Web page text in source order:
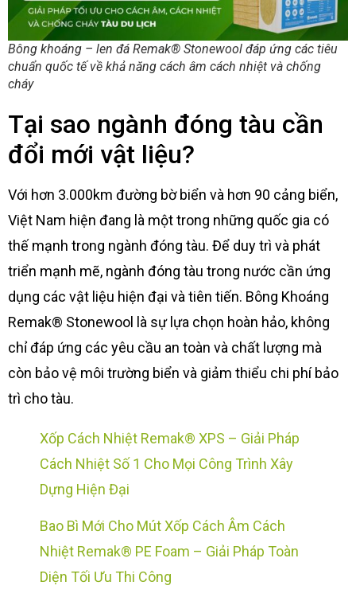
Bông khoáng – len đá Remak® Stonewool đáp ứng các tiêu
chuẩn quốc tế về khả năng cách âm cách nhiệt và chống
cháy
Tại sao ngành đóng tàu cần
đổi mới vật liệu?
Với hơn 3.000km đường bờ biển và hơn 90 cảng biển,
Việt Nam hiện đang là một trong những quốc gia có
thế mạnh trong ngành đóng tàu. Để duy trì và phát
triển mạnh mẽ, ngành đóng tàu trong nước cần ứng
dụng các vật liệu hiện đại và tiên tiến. Bông Khoáng
Remak® Stonewool là sự lựa chọn hoàn hảo, không
chỉ đáp ứng các yêu cầu an toàn và chất lượng mà
còn bảo vệ môi trường biển và giảm thiểu chi phí bảo
trì cho tàu.
Xốp Cách Nhiệt Remak® XPS – Giải Pháp
Cách Nhiệt Số 1 Cho Mọi Công Trình Xây
Dựng Hiện Đại
Bao Bì Mới Cho Mút Xốp Cách Âm Cách
Nhiệt Remak® PE Foam – Giải Pháp Toàn
Diện Tối Ưu Thi Công